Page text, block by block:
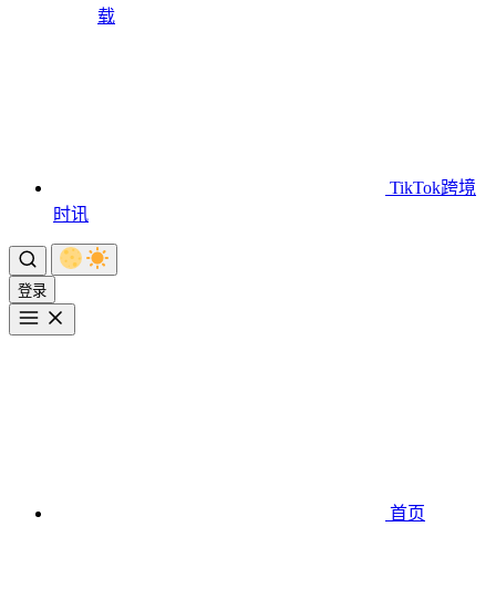
载
TikTok跨境
时讯
登录
首页